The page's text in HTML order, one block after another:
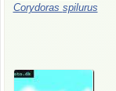
Corydoras spilurus